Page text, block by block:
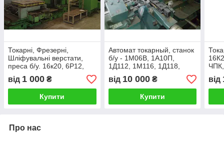
Токарні, Фрезерні,
Шліфувальні верстати,
преса б/у. 16к20, 6Р12,
3Е756, ВМ127, гф2171
від 1 000 ₴
Купити
Автомат токарный, станок
б/у - 1М06В, 1А10П,
1Д112, 1М116, 1Д118,
11Т16А, 1Е125, 1И125,
1И140, 1Б216-6К, 1Б240
від 10 000₴
Купити
від
Про нас